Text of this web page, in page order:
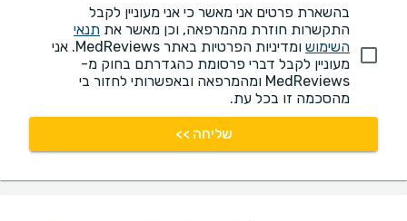
בהשארת פרטים אני מאשר כי אני מעוניין לקבל
התקשרות חוזרת מהמרפאה, וכן מאשר את תנאי
השימוש
ומדיניות הפרטיות באתר MedReviews. אני
מעוניין לקבל דברי פרסומת כהגדרתם בחוק מ-
MedReviews ומהמרפאה ובאפשרותי לחזור בי
מהסכמה זו בכל עת.
שליחה >>